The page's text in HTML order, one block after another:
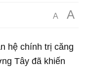
A A
hệ chính trị căng
Tây đã khiến